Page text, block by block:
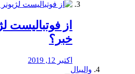
از فوتبالیست
خبر؟
اکتبر 12, 2019
والیبال